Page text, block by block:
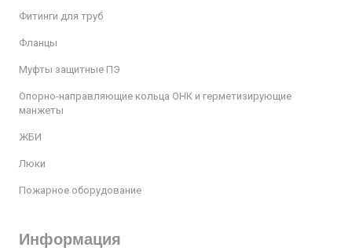
Фитинги для труб
Фланцы
Муфты защитные ПЭ
Опорно-направляющие кольца ОНК и герметизирующие
манжеты
ЖБИ
Люки
Пожарное оборудование
Информация